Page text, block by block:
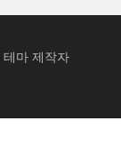
테마 제작자